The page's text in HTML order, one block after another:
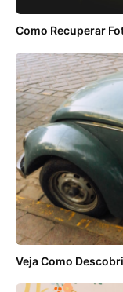
Como Recuperar
Veja Como